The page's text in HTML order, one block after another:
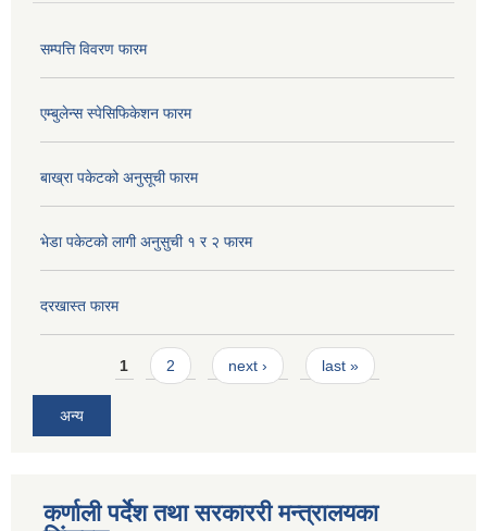
सम्पत्ति विवरण फारम
एम्बुलेन्स स्पेसिफिकेशन फारम
बाख्रा पकेटको अनुसूची फारम
भेडा पकेटको लागी अनुसुची १ र २ फारम
दरखास्त फारम
Pages1 2 next › last »
अन्य
कर्णाली पर्देश तथा सरकाररी मन्त्रालयका